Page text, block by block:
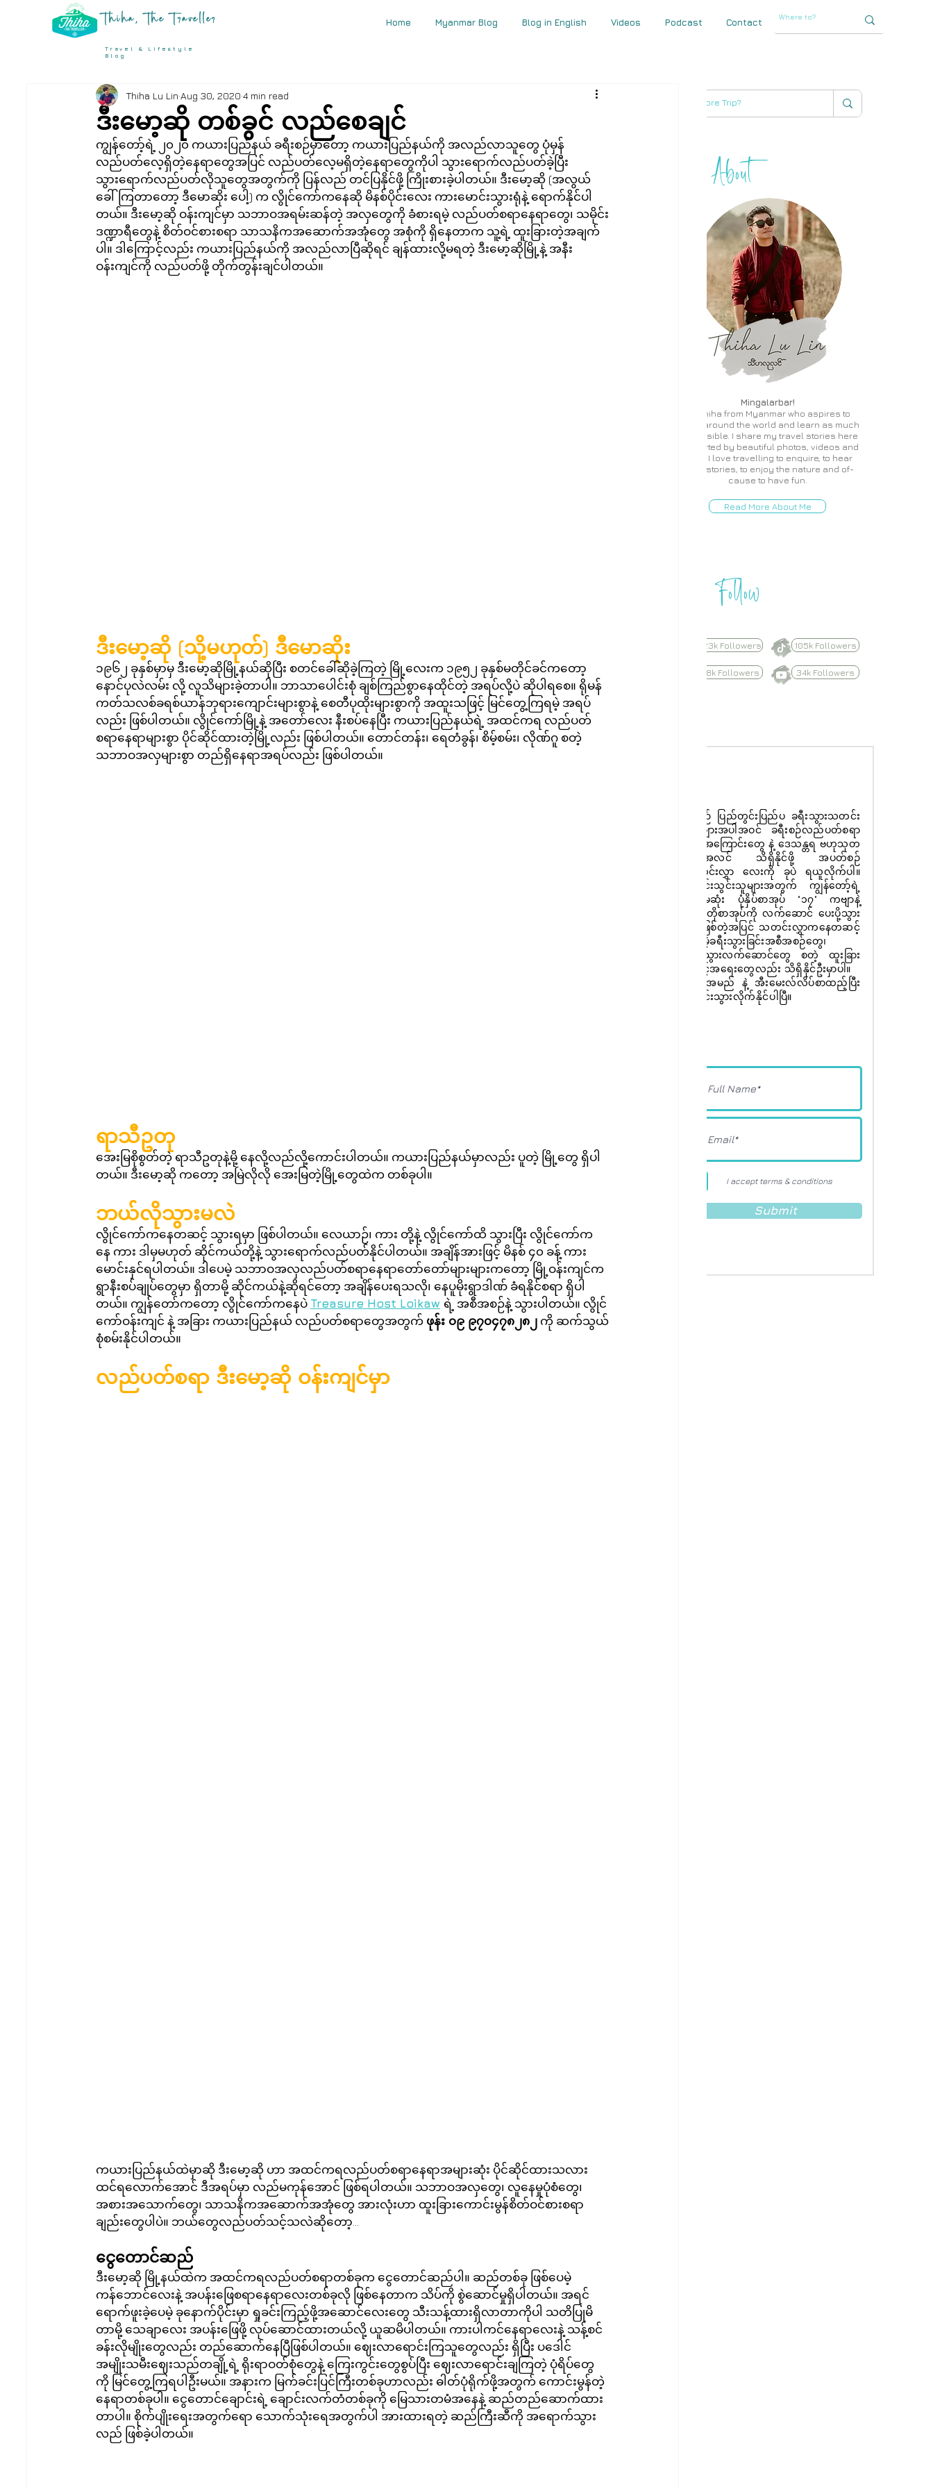
Thiha, The Traveller
Travel & Lifestyle
Blog
Home Myanmar Blog Blog in English Videos Podcast Contact
About
Mingalarbar!
I'm Thiha from Myanmar who aspires to
travel around the world and learn as much
as possible. I share my travel stories here
supported by beautiful photos, videos and
more. I love travelling to enquire, to hear
local stories, to enjoy the nature and of-
cause to have fun.
Read More About Me
Follow
623k Followers 105k Followers
8.8k Followers 34k Followers
နေ့စဉ် ပြည်တွင်းပြည်ပ ခရီးသွားသတင်း
ထူးများအပါအဝင် ခရီးစဉ်လည်ပတ်စရာ
များအကြောင်းတွေ နဲ့ ဒေသန္တရ ဗဟုသုတ
အစုံအလင် သိရှိနိုင်ဖို့ အပတ်စဉ်
သတင်းလွှာ လေးကို ခုပဲ ရယူလိုက်ပါ။
စာရင်းသွင်းသူများအတွက် ကျွန်တော့်ရဲ့
ပထမဆုံး ပုံနှိပ်စာအုပ် "၁၇" ကဗျာနဲ့
ဝတ္ထုတိုစာအုပ်ကို လက်ဆောင် ပေးပို့သွား
မှာ ဖြစ်တဲ့အပြင် သတင်းလွှာကနေတဆင့်
အခမဲ့ခရီးသွားခြင်းအစီအစဉ်တွေ၊
ခရီးသွားလက်ဆောင်တွေ စတဲ့ ထူးခြား
အခွင့်အရေးတွေလည်း သိရှိနိုင်ဦးမှာပါ။
ခုပဲ အမည် နဲ့ အီးမေးလ်လိပ်စာထည့်ပြီး
စာရင်းသွားလိုက်နိုင်ပါပြီ။
I accept terms & conditions
Submit
ဒီးမော့ဆို တစ်ခွင် လည်စေချင်
Thiha Lu Lin Aug 30, 2020 4 min read
ကျွန်တော့်ရဲ့ ၂၀၂၀ ကယားပြည်နယ် ခရီးစဉ်မှာတော့ ကယားပြည်နယ်ကို အလည်လာသူတွေ ပုံမှန်
လည်ပတ်လေ့ရှိတဲ့နေရာတွေအပြင် လည်ပတ်လေ့မရှိတဲ့နေရာတွေကိုပါ သွားရောက်လည်ပတ်ခဲ့ပြီး
သွားရောက်လည်ပတ်လိုသူတွေအတွက်ကို ပြန်လည် တင်ပြနိုင်ဖို့ ကြိုးစားခဲ့ပါတယ်။ ဒီးမော့ဆို (အလွယ်
ခေါ်ကြတာတော့ ဒီမောဆိုး ပေါ့) က လွိုင်ကော်ကနေဆို မိနစ်ပိုင်းလေး ကားမောင်းသွားရုံနဲ့ ရောက်နိုင်ပါ
တယ်။ ဒီးမော့ဆို ဝန်းကျင်မှာ သဘာဝအရမ်းဆန်တဲ့ အလှတွေကို ခံစားရမဲ့ လည်ပတ်စရာနေရာတွေ၊ သမိုင်း
ဒဏ္ဍာရီတွေနဲ့ စိတ်ဝင်စားစရာ သာသနိကအဆောက်အအုံတွေ အစုံကို ရှိနေတာက သူ့ရဲ့ ထူးခြားတဲ့အချက်
ပါ။ ဒါကြောင့်လည်း ကယားပြည်နယ်ကို အလည်လာပြီဆိုရင် ချန်ထားလို့မရတဲ့ ဒီးမော့ဆိုမြို့နဲ့ အနီး
ဝန်းကျင်ကို လည်ပတ်ဖို့ တိုက်တွန်းချင်ပါတယ်။
ဒီးမော့ဆို (သို့မဟုတ်) ဒီမောဆိုး
၁၉၆၂ ခုနှစ်မှာမှ ဒီးမော့ဆိုမြို့နယ်ဆိုပြီး စတင်ခေါ်ဆိုခဲ့ကြတဲ့ မြို့လေးက ၁၉၅၂ ခုနှစ်မတိုင်ခင်ကတော့
နောင်ပုလဲလမ်း လို့ လူသိများခဲ့တာပါ။ ဘာသာပေါင်းစုံ ချစ်ကြည်စွာနေထိုင်တဲ့ အရပ်လို့ပဲ ဆိုပါရစေ။ ရိုမန်
ကတ်သလစ်ခရစ်ယာန်ဘုရားကျောင်းများစွာနဲ့ စေတီပုထိုးများစွာကို အထူးသဖြင့် မြင်တွေ့ကြရမဲ့ အရပ်
လည်း ဖြစ်ပါတယ်။ လွိုင်ကော်မြို့နဲ့ အတော်လေး နီးစပ်နေပြီး ကယားပြည်နယ်ရဲ့ အထင်ကရ လည်ပတ်
စရာနေရာများစွာ ပိုင်ဆိုင်ထားတဲ့မြို့လည်း ဖြစ်ပါတယ်။ တောင်တန်း၊ ရေတံခွန်၊ စိမ့်စမ်း၊ လိုဏ်ဂူ စတဲ့
သဘာဝအလှများစွာ တည်ရှိနေရာအရပ်လည်း ဖြစ်ပါတယ်။
ရာသီဥတု
အေးမြစိုစွတ်တဲ့ ရာသီဥတုနဲ့မို့ နေလို့လည်လို့ကောင်းပါတယ်။ ကယားပြည်နယ်မှာလည်း ပူတဲ့ မြို့တွေ ရှိပါ
တယ်။ ဒီးမော့ဆို ကတော့ အမြဲလိုလို အေးမြတဲ့မြို့တွေထဲက တစ်ခုပါ။
ဘယ်လိုသွားမလဲ
လွိုင်ကော်ကနေတဆင့် သွားရမှာ ဖြစ်ပါတယ်။ လေယာဉ်၊ ကား တို့နဲ့ လွိုင်ကော်ထိ သွားပြီး လွိုင်ကော်က
နေ ကား ဒါမှမဟုတ် ဆိုင်ကယ်တို့နဲ့ သွားရောက်လည်ပတ်နိုင်ပါတယ်။ အချိန်အားဖြင့် မိနစ် ၄၀ ခန့် ကား
မောင်းနှင်ရပါတယ်။ ဒါပေမဲ့ သဘာဝအလှလည်ပတ်စရာနေရာတော်တော်များများကတော့ မြို့ဝန်းကျင်က
ရွာနီးစပ်ချုပ်တွေမှာ ရှိတာမို့ ဆိုင်ကယ်နဲ့ဆိုရင်တော့ အချိန်ပေးရသလို၊ နေပူမိုးရွာဒါဏ် ခံရနိုင်စရာ ရှိပါ
တယ်။ ကျွန်တော်ကတော့ လွိုင်ကော်ကနေပဲ Treasure Host Loikaw ရဲ့ အစီအစဉ်နဲ့ သွားပါတယ်။ လွိုင်
ကော်ဝန်းကျင် နဲ့ အခြား ကယားပြည်နယ် လည်ပတ်စရာတွေအတွက် ဖုန်း ၀၉ ၉၇၀၄၇၈၂၈၂ ကို ဆက်သွယ်
စုံစမ်းနိုင်ပါတယ်။
လည်ပတ်စရာ ဒီးမော့ဆို ဝန်းကျင်မှာ
ကယားပြည်နယ်ထဲမှာဆို ဒီးမော့ဆို ဟာ အထင်ကရလည်ပတ်စရာနေရာအများဆုံး ပိုင်ဆိုင်ထားသလား
ထင်ရလောက်အောင် ဒီအရပ်မှာ လည်မကုန်အောင် ဖြစ်ရပါတယ်။ သဘာဝအလှတွေ၊ လူနေမှုပုံစံတွေ၊
အစားအသောက်တွေ၊ သာသနိကအဆောက်အအုံတွေ အားလုံးဟာ ထူးခြားကောင်းမွန်စိတ်ဝင်စားစရာ
ချည်းတွေပါပဲ။ ဘယ်တွေလည်ပတ်သင့်သလဲဆိုတော့…
ငွေတောင်ဆည်
ဒီးမော့ဆို မြို့နယ်ထဲက အထင်ကရလည်ပတ်စရာတစ်ခုက ငွေတောင်ဆည်ပါ။ ဆည်တစ်ခု ဖြစ်ပေမဲ့
ကန်ဘောင်လေးနဲ့ အပန်းဖြေစရာနေရာလေးတစ်ခုလို ဖြစ်နေတာက သိပ်ကို စွဲဆောင်မှုရှိပါတယ်။ အရင်
ရောက်ဖူးခဲ့ပေမဲ့ ခုနောက်ပိုင်းမှာ ရှုခင်းကြည့်ဖို့အဆောင်လေးတွေ သီးသန့်ထားရှိလာတာကိုပါ သတိပြုမိ
တာမို့ သေချာလေး အပန်းဖြေဖို့ လုပ်ဆောင်ထားတယ်လို့ ယူဆမိပါတယ်။ ကားပါကင်နေရာလေးနဲ့ သန့်စင်
ခန်းလိုမျိုးတွေလည်း တည်ဆောက်နေပြီဖြစ်ပါတယ်။ ဈေးလာရောင်းကြသူတွေလည်း ရှိပြီး ပဒေါင်
အမျိုးသမီးဈေးသည်တချို့ရဲ့ ရိုးရာဝတ်စုံတွေနဲ့ ကြေးကွင်းတွေစွပ်ပြီး ဈေးလာရောင်းချကြတဲ့ ပုံရိပ်တွေ
ကို မြင်တွေ့ကြရပါဦးမယ်။ အနားက မြက်ခင်းပြင်ကြီးတစ်ခုဟာလည်း ဓါတ်ပုံရိုက်ဖို့အတွက် ကောင်းမွန်တဲ့
နေရာတစ်ခုပါ။ ငွေတောင်ချောင်းရဲ့ ချောင်းလက်တံတစ်ခုကို မြေသားတမံအနေနဲ့ ဆည်တည်ဆောက်ထား
တာပါ။ စိုက်ပျိုးရေးအတွက်ရော သောက်သုံးရေအတွက်ပါ အားထားရတဲ့ ဆည်ကြီးဆီကို အရောက်သွား
လည် ဖြစ်ခဲ့ပါတယ်။